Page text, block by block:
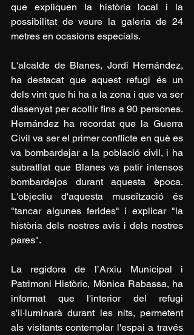
que expliquen la història local i la
possibilitat de veure la galeria de 24
metres en ocasions especials.
L'alcalde de Blanes, Jordi Hernández,
ha destacat que aquest refugi és un
dels vint que hi ha a la zona i que va ser
dissenyat per acollir fins a 90 persones.
Hernández ha recordat que la Guerra
Civil va ser el primer conflicte en què es
va bombardejar a la població civil, i ha
subratllat que Blanes va patir intensos
bombardejos durant aquesta època.
L'objectiu d'aquesta museïtzació és
"tancar algunes ferides" i explicar "la
història dels nostres avis i dels nostres
pares".
La regidora de l’Arxiu Municipal i
Patrimoni Històric, Mònica Rabassa, ha
informat que l'interior del refugi
s'il·luminarà durant les nits, permetent
als visitants contemplar l'espai a través